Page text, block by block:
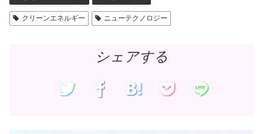
ウ
で
開
き
クリーンエネルギー ニューテクノロジー
シェアする